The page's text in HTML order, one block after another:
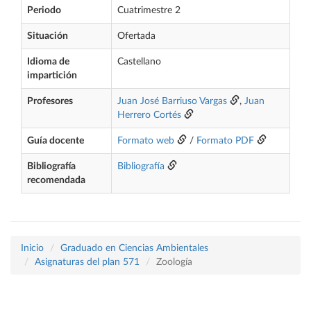
Periodo Cuatrimestre 2
Situación Ofertada
Idioma de
impartición
Castellano
Profesores Juan José Barriuso Vargas , Juan
Herrero Cortés
Guía docente Formato web / Formato PDF
Bibliografía
recomendada
Bibliografía
Inicio
Graduado en Ciencias Ambientales
Asignaturas del plan 571
Zoología